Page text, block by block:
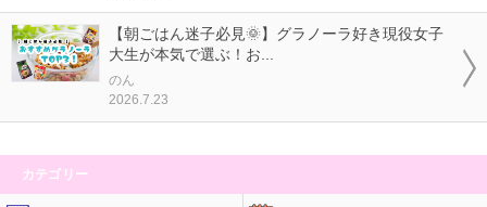
【朝ごはん迷子必見🌞】グラノーラ好き現役女子
大生が本気で選ぶ！お...
のん
2026.7.23
カテゴリー